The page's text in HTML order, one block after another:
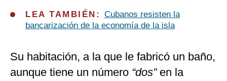
LEA TAMBIÉN: Cubanos resisten la
bancarización de la economía de la isla
Su habitación, a la que le fabricó un baño,
aunque tiene un número “dos” en la